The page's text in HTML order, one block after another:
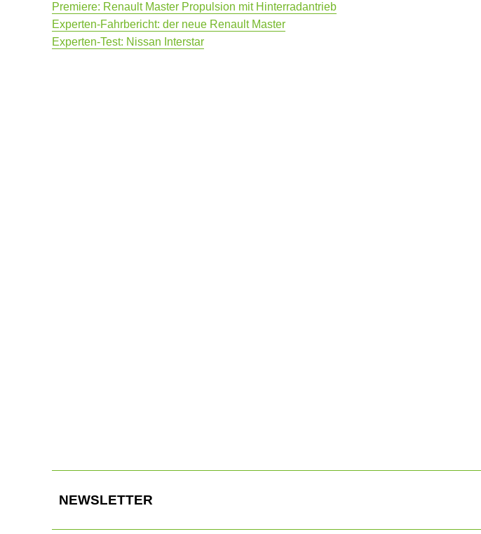
Premiere: Renault Master Propulsion mit Hinterradantrieb
Experten-Fahrbericht: der neue Renault Master
Experten-Test: Nissan Interstar
NEWSLETTER